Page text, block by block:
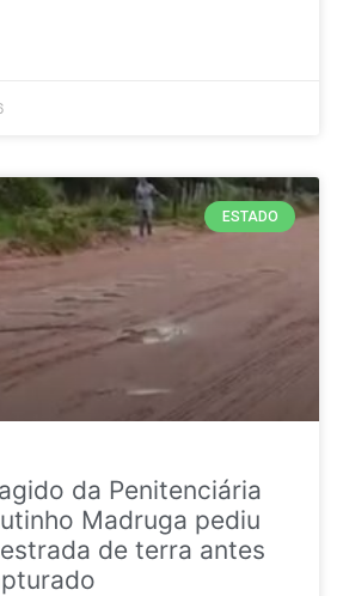
ESTADO
da Penitenciária
Madruga pediu
de terra antes